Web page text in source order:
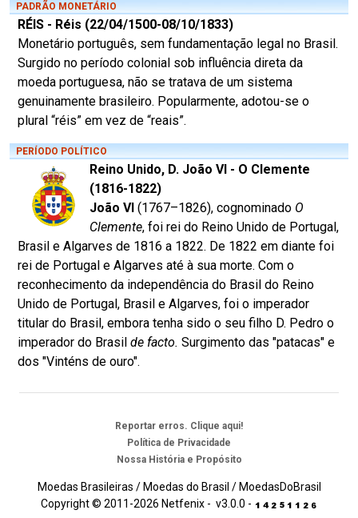
PADRÃO MONETÁRIO
RÉIS - Réis (22/04/1500-08/10/1833)
Monetário português, sem fundamentação legal no Brasil.
Surgido no período colonial sob influência direta da
moeda portuguesa, não se tratava de um sistema
genuinamente brasileiro. Popularmente, adotou-se o
plural “réis” em vez de “reais”.
PERÍODO POLÍTICO
Reino Unido, D. João VI - O Clemente
(1816-1822)
João VI (1767–1826), cognominado O
Clemente, foi rei do Reino Unido de Portugal,
Brasil e Algarves de 1816 a 1822. De 1822 em diante foi
rei de Portugal e Algarves até à sua morte. Com o
reconhecimento da independência do Brasil do Reino
Unido de Portugal, Brasil e Algarves, foi o imperador
titular do Brasil, embora tenha sido o seu filho D. Pedro o
imperador do Brasil de facto. Surgimento das "patacas" e
dos "Vinténs de ouro".
Reportar erros. Clique aqui!
Política de Privacidade
Nossa História e Propósito
Moedas Brasileiras / Moedas do Brasil / MoedasDoBrasil
Copyright © 2011-2026 Netfenix - v3.0.0 -